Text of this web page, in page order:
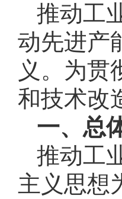
推动工
动先进产
义。为贯
和技术改
一、总
推动工
主义思想